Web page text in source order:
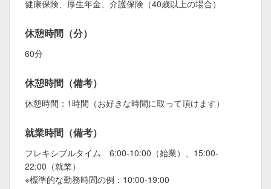
健康保険、厚生年金、介護保険（40歳以上の場合）
休憩時間（分）
60分
休憩時間（備考）
休憩時間：1時間（お好きな時間に取って頂けます）
就業時間（備考）
フレキシブルタイム 6:00-10:00（始業）、15:00-
22:00（就業）
※標準的な勤務時間の例：10:00-19:00